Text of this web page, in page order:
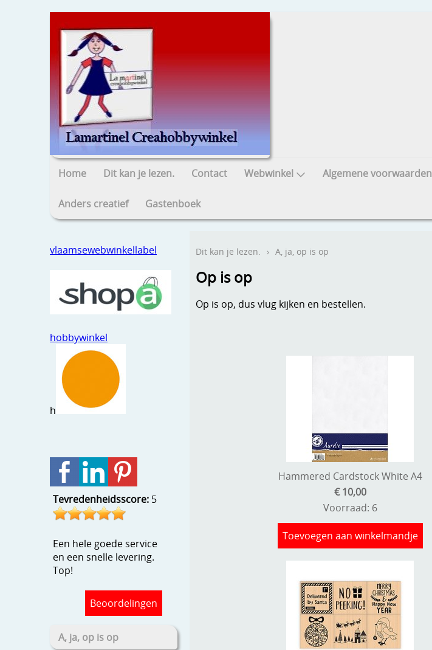
Home Dit kan je lezen. Contact Webwinkel Algemene voorwaarden
Anders creatief Gastenboek
vlaamsewebwinkellabel
hobbywinkel
h
Tevredenheidsscore: 5
Een hele goede service
en een snelle levering.
Top!
Beoordelingen
A, ja, op is op
Dit kan je lezen. › A, ja, op is op
Op is op
Op is op, dus vlug kijken en bestellen.
Hammered Cardstock White A4
€ 10,00
Voorraad: 6
Toevoegen aan winkelmandje